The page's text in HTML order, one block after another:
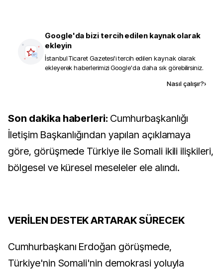
Google'da bizi tercih edilen kaynak olarak
ekleyin
İstanbul Ticaret Gazetesi'i tercih edilen kaynak olarak
ekleyerek haberlerimizi Google'da daha sık görebilirsiniz.
Nasıl çalışır?›
Son dakika haberleri: Cumhurbaşkanlığı
İletişim Başkanlığından yapılan açıklamaya
göre, görüşmede Türkiye ile Somali ikili ilişkileri,
bölgesel ve küresel meseleler ele alındı.
VERİLEN DESTEK ARTARAK SÜRECEK
Cumhurbaşkanı Erdoğan görüşmede,
Türkiye'nin Somali'nin demokrasi yoluyla